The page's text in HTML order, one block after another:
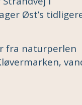
Øst’s
fra naturperlen